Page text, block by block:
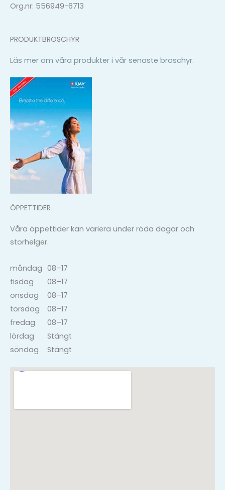
Org.nr: 556949-6713
PRODUKTBROSCHYR
Läs mer om våra produkter i vår senaste broschyr.
ÖPPETTIDER
Våra öppettider kan variera under röda dagar och
storhelger.
måndag
tisdag
onsdag
torsdag
fredag
lördag
söndag
08–17
08–17
08–17
08–17
08–17
Stängt
Stängt